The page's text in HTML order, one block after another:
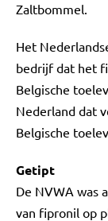
Zaltbommel.
Het
bedrijf dat het
Belgische
Nederland dat
Belgische
Getipt
De NVWA was
van fipronil op